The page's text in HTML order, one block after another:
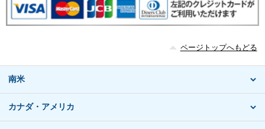
ページトップへもどる
南米
カナダ・アメリカ